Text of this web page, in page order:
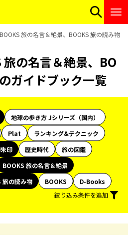
旅の名言＆絶景、BOOKS 旅の読み物
の名言＆絶景、BO
ガイドブック一覧
地球の歩き方 Jシリーズ（国内）
Plat
ランキング&テクニック
印 歴史時代
旅の図鑑
BOOKS 旅の名言＆絶景
旅の読み物 BOOKS
D-Books
絞り込み条件を追加